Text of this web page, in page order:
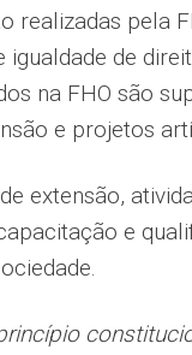
realizadas pela
de
na FHO são
e projetos
extensão,
e